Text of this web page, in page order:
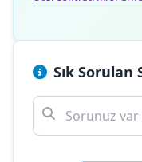
Sık Sorulan